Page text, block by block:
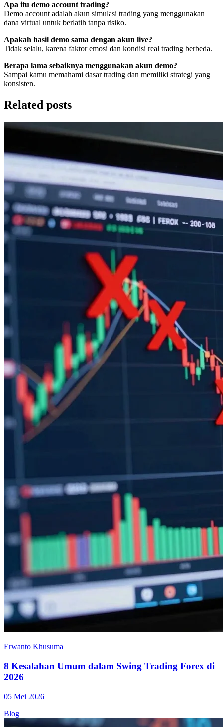
Apa itu demo account trading?
Demo account adalah akun simulasi trading yang menggunakan
dana virtual untuk berlatih tanpa risiko.
Apakah hasil demo sama dengan akun live?
Tidak selalu, karena faktor emosi dan kondisi real trading berbeda.
Berapa lama sebaiknya menggunakan akun demo?
Sampai kamu memahami dasar trading dan memiliki strategi yang
konsisten.
Related posts
Erwanto Khusuma
8 Kesalahan Umum dalam Swing Trading Forex di
2026
05 Mei 2026
Blog